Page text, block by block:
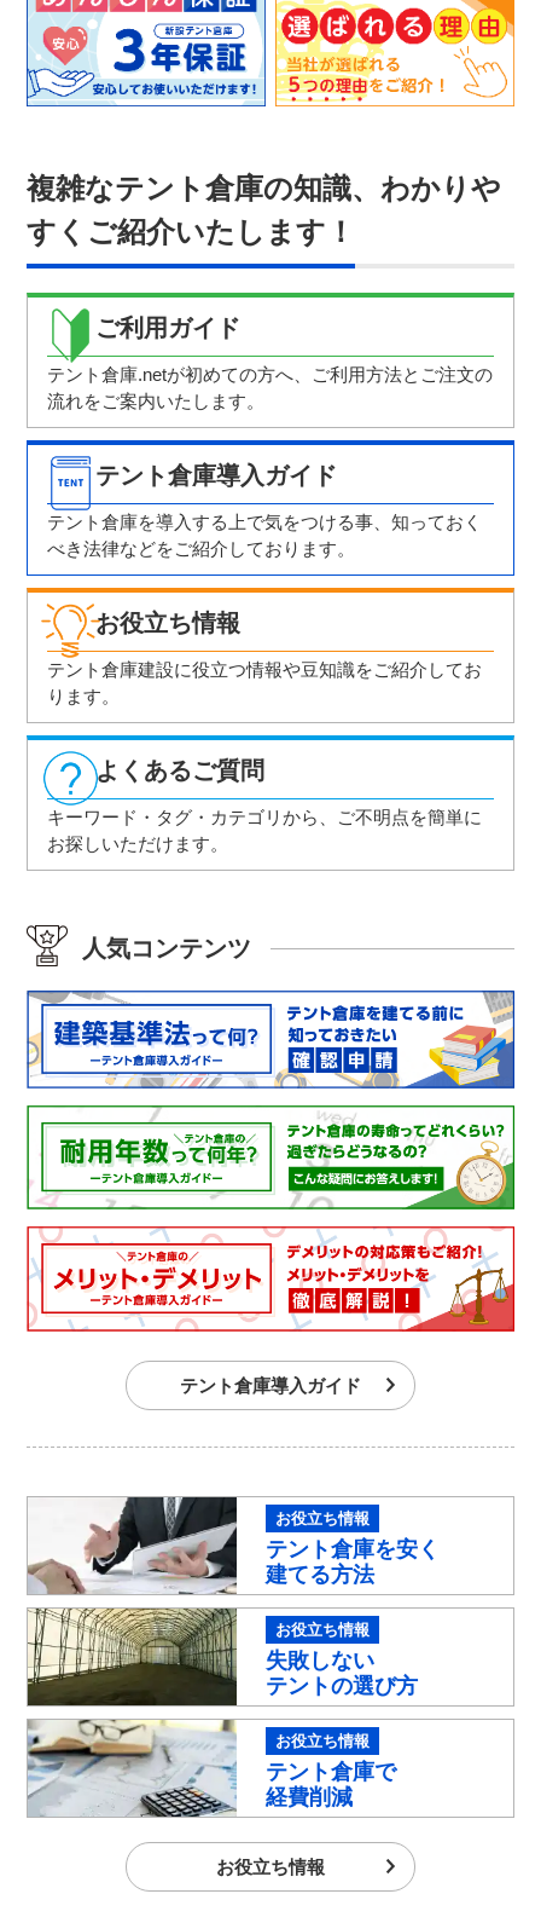
複雑なテント倉庫の知識、わかりや
すくご紹介いたします！
ご利用ガイド
テント倉庫.netが初めての方へ、ご利用方法と ご注文の
流れをご案内いたします。
テント倉庫導入ガイド
テント倉庫を導入する上で気をつける事、知っておく
べき法律などをご紹介しております。
お役立ち情報
テント倉庫建設に役立つ情報や豆知識をご紹介してお
ります。
よくあるご質問
キーワード・タグ・カテゴリから、ご不明点を簡単に
お探しいただけます。
人気コンテンツ
テント倉庫導入ガイド
テント倉庫を安く
建てる方法
失敗しない
テントの選び方
テント倉庫で
経費削減
お役立ち情報